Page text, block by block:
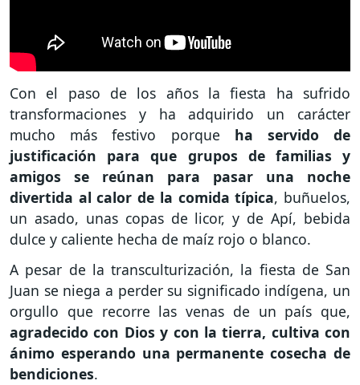
Con el paso de los años la fiesta ha sufrido
transformaciones y ha adquirido un carácter
mucho más festivo porque ha servido de
justificación para que grupos de familias y
amigos se reúnan para pasar una noche
divertida al calor de la comida típica, buñuelos,
un asado, unas copas de licor, y de Apí, bebida
dulce y caliente hecha de maíz rojo o blanco.
A pesar de la transculturización, la fiesta de San
Juan se niega a perder su significado indígena, un
orgullo que recorre las venas de un país que,
agradecido con Dios y con la tierra, cultiva con
ánimo esperando una permanente cosecha de
bendiciones.